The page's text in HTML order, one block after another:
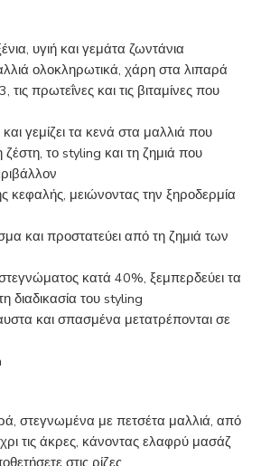
υγιή και γεμάτα ζωντάνια
ολοκληρωτικά, χάρη στα λιπαρά
πρωτεΐνες και τις βιταμίνες που
γεμίζει τα κενά στα μαλλιά που
το styling και τη ζημιά που
κεφαλής, μειώνοντας την ξηροδερμία
και προστατεύει από τη ζημιά των
κατά 40%, ξεμπερδεύει τα
διαδικασία του styling
και σπασμένα μετατρέπονται σε
στεγνωμένα με πετσέτα μαλλιά, από
τις άκρες, κάνοντας ελαφρύ μασάζ